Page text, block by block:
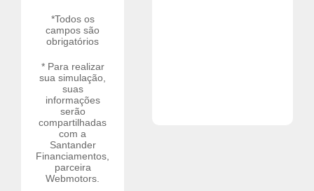
*Todos os
campos são
obrigatórios
* Para realizar
sua simulação,
suas
informações
serão
compartilhadas
com a
Santander
Financiamentos,
parceira
Webmotors.